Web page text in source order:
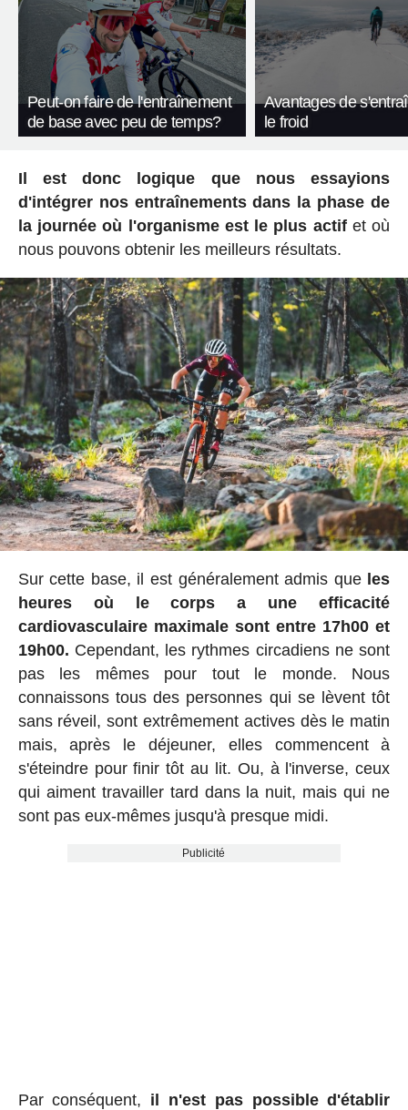
Peut-on faire de l'entraînement
de base avec peu de temps?
Avantages de
le froid
Il est donc logique que nous essayions
d'intégrer nos entraînements dans la phase de
la journée où l'organisme est le plus actifet où
nous pouvons obtenir les meilleurs résultats.
Sur cette base, il est généralement admis que les
heures où le corps a une efficacité
cardiovasculaire maximale sont entre 17h00 et
19h00. Cependant, les rythmes circadiens ne sont
pas les mêmes pour tout le monde. Nous
connaissons tous des personnes qui se lèvent tôt
sans réveil, sont extrêmement actives dès le matin
mais, après le déjeuner, elles commencent à
s'éteindre pour finir tôt au lit. Ou, à l'inverse, ceux
qui aiment travailler tard dans la nuit, mais qui ne
sont pas eux-mêmes jusqu'à presque midi.
Publicité
Par conséquent, il n'est pas possible d'établir